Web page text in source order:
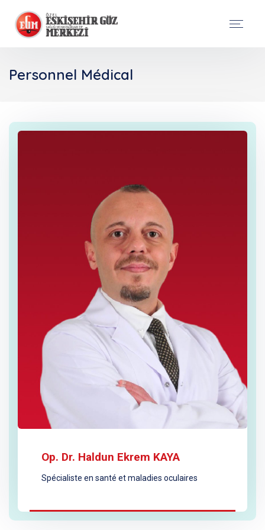
Personnel Médical
Op. Dr. Haldun Ekrem KAYA
Spécialiste en santé et maladies oculaires